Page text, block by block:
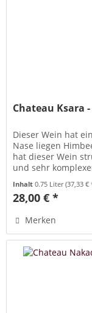
Chateau Ksara
Dieser Wein hat
Nase liegen
hat dieser Wein
und sehr
Inhalt0.75 Liter(37,33
28,00 € *
Merken